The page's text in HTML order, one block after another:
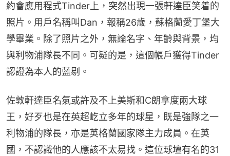
約會應用程式Tinder上，突然出現一張軒達臣笑着的
照片。用戶名稱叫Dan，報稱26歲，蘇格蘭愛丁堡大
學畢業。除了照片之外，無論名字、年齡與背景，均
與利物浦隊長不同。可疑的是，這個帳戶獲得Tinder
認證為本人的藍剔。
佐敦軒達臣名氣或許及不上美斯和C朗拿度兩大球
王，好歹也是在英超屹立多年的球星，既是強隊之一
利物浦的隊長，亦是英格蘭國家隊主力成員。在英
國，不認識他的人應該不太易找。這位球壇有名的31